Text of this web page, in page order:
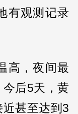
有观测记录
高，夜间最
后5天，黄
甚至达到3